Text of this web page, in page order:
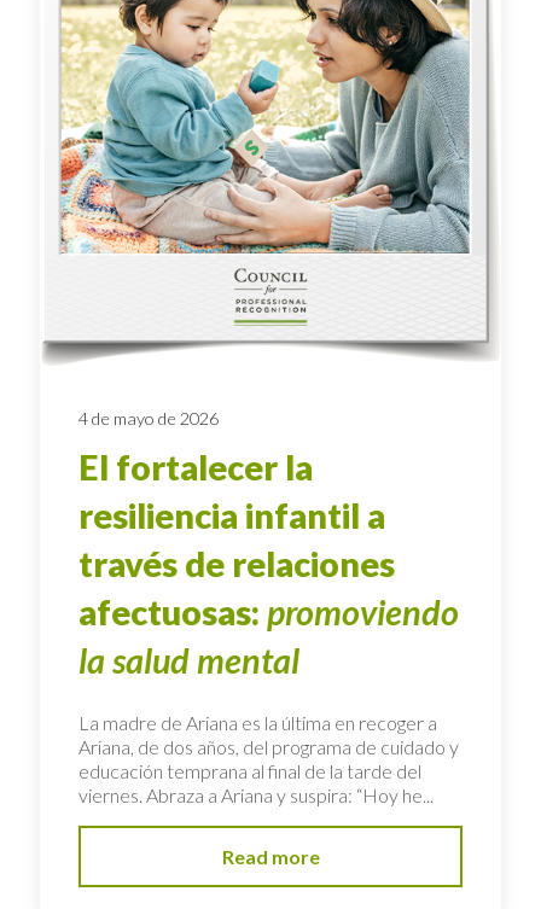
4 de mayo de 2026
El fortalecer la
resiliencia infantil a
través de relaciones
afectuosas: promoviendo
la salud mental
La madre de Ariana es la última en recoger a
Ariana, de dos años, del programa de cuidado y
educación temprana al final de la tarde del
viernes. Abraza a Ariana y suspira: “Hoy he...
Read more